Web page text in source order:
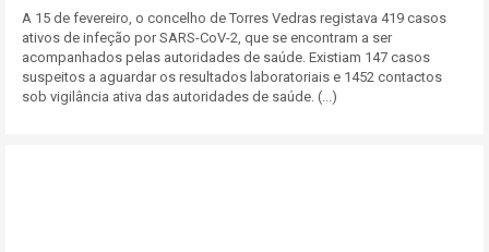
A 15 de fevereiro, o concelho de Torres Vedras registava 419 casos
ativos de infeção por SARS-CoV-2, que se encontram a ser
acompanhados pelas autoridades de saúde. Existiam 147 casos
suspeitos a aguardar os resultados laboratoriais e 1452 contactos
sob vigilância ativa das autoridades de saúde. (...)